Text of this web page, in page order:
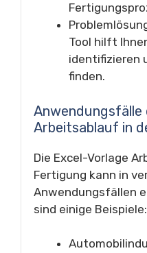
Tool hilft
identifizieren
finden.
Anwendungsfälle
Arbeitsablauf in
Die Excel-Vorlage
Fertigung kann in
Anwendungsfällen
sind einige Beispiele: